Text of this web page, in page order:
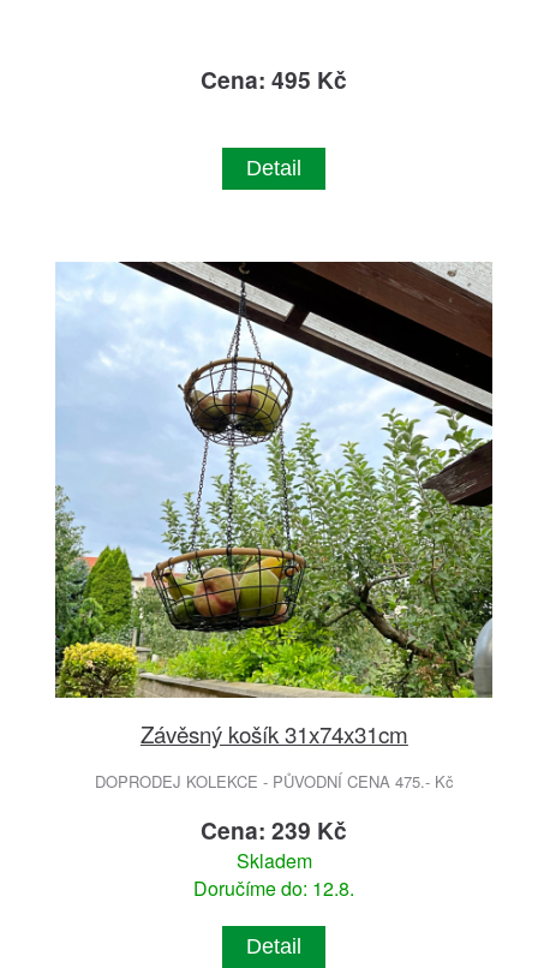
Cena: 495 Kč
Detail
Závěsný košík 31x74x31cm
DOPRODEJ KOLEKCE - PŮVODNÍ CENA 475.- Kč
Cena: 239 Kč
Skladem
Doručíme do: 12.8.
Detail